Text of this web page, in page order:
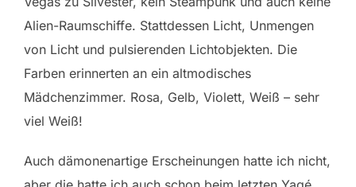
Alien-Raumschiffe. Stattdessen Licht, Unmengen
von Licht und pulsierenden Lichtobjekten. Die
Farben erinnerten an ein altmodisches
Mädchenzimmer. Rosa, Gelb, Violett, Weiß – sehr
viel Weiß!
Auch dämonenartige Erscheinungen hatte ich nicht,